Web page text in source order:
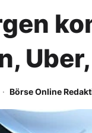
· Börse Online